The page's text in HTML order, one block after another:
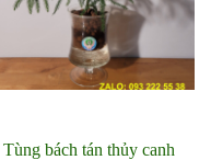
Tùng bách tán thủy canh